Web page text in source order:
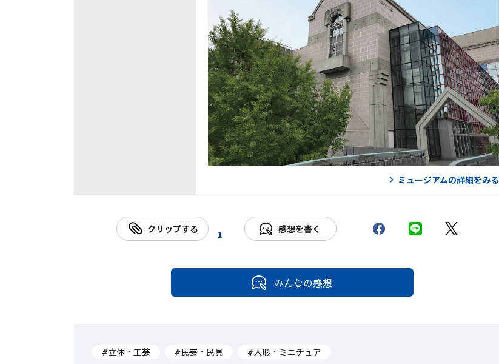
ミュージアムの詳細をみる
クリップする 1 感想を書く
みんなの感想
#立体・工芸 #民芸・民具 #人形・ミニチュア